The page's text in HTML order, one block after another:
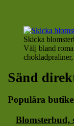
Skicka
Välj bland
Sänd
Populära
Blomsterbud,